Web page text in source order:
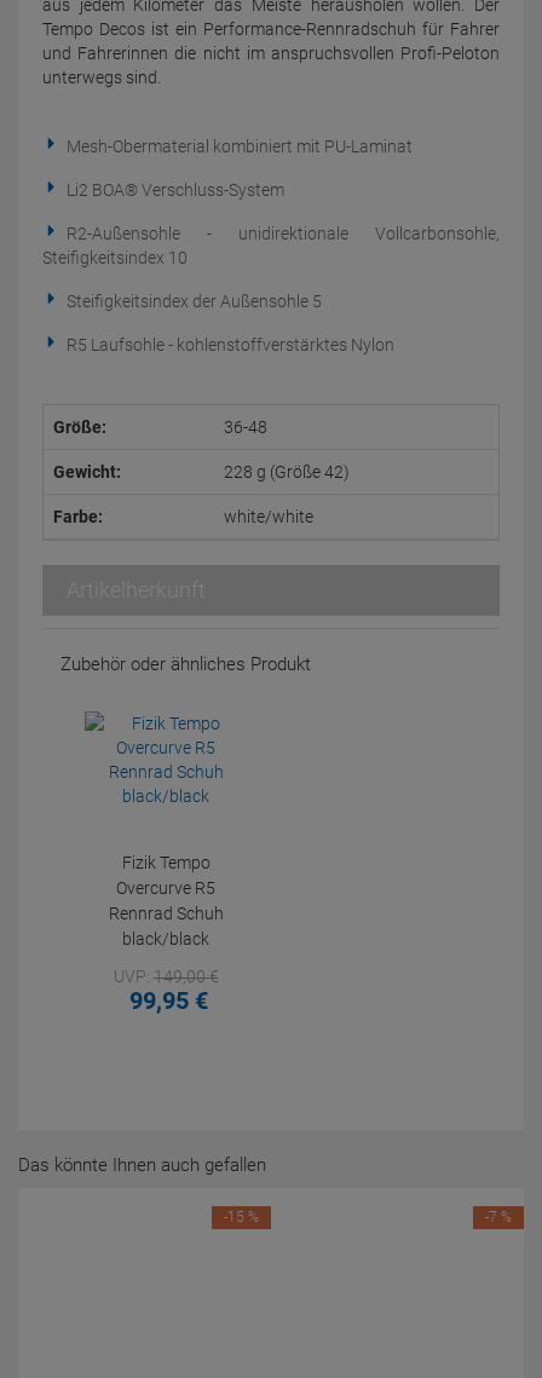
aus jedem Kilometer das Meiste herausholen wollen. Der
Tempo Decos ist ein Performance-Rennradschuh für Fahrer
und Fahrerinnen die nicht im anspruchsvollen Profi-Peloton
unterwegs sind.
Mesh-Obermaterial kombiniert mit PU-Laminat
Li2 BOA® Verschluss-System
R2-Außensohle - unidirektionale Vollcarbonsohle,
Steifigkeitsindex 10
Steifigkeitsindex der Außensohle 5
R5 Laufsohle - kohlenstoffverstärktes Nylon
Größe: 36-48
Gewicht: 228 g (Größe 42)
Farbe: white/white
Artikelherkunft
Zubehör oder ähnliches Produkt
Fizik Tempo
Overcurve R5
Rennrad Schuh
black/black
UVP:149,00€
99,95 €
Das könnte Ihnen auch gefallen
-15 % -7 %